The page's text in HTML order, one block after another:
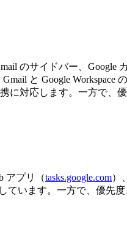
のサイドバー、Google
と Google
に対応します。一方で、
アプリ（tasks.google.com）
います。一方で、優先